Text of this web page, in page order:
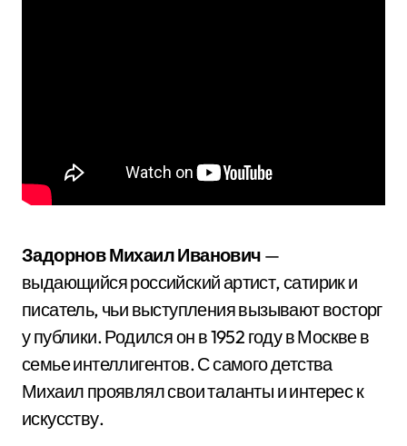
Задорнов Михаил Иванович —
выдающийся российский артист, сатирик и
писатель, чьи выступления вызывают восторг
у публики. Родился он в 1952 году в Москве в
семье интеллигентов. С самого детства
Михаил проявлял свои таланты и интерес к
искусству.